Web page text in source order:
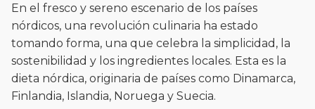
En el fresco y sereno escenario de los países
nórdicos, una revolución culinaria ha estado
tomando forma, una que celebra la simplicidad, la
sostenibilidad y los ingredientes locales. Esta es la
dieta nórdica, originaria de países como Dinamarca,
Finlandia, Islandia, Noruega y Suecia.